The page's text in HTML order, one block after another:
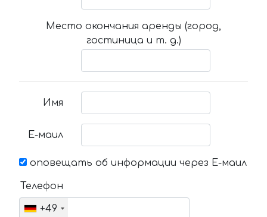
Место окончания аренды (город,
гостиница и т. д.)
Имя
Е-маил
оповещать об информации через Е-маил
Телефон
+49